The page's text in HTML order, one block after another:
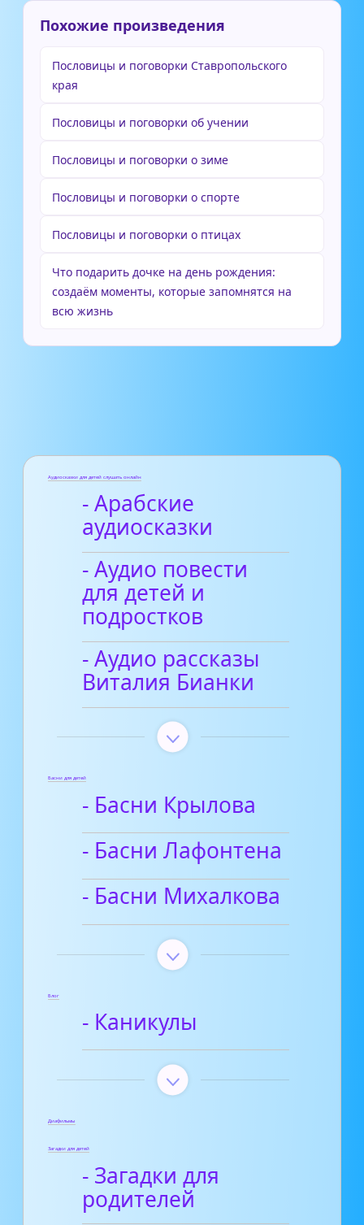
Похожие произведения
Пословицы и поговорки Ставропольского
края
Пословицы и поговорки об учении
Пословицы и поговорки о зиме
Пословицы и поговорки о спорте
Пословицы и поговорки о птицах
Что подарить дочке на день рождения:
создаём моменты, которые запомнятся на
всю жизнь
Аудиосказки для детей слушать онлайн
- Арабские
аудиосказки
- Аудио повести
для детей и
подростков
- Аудио рассказы
Виталия Бианки
Басни для детей
- Басни Крылова
- Басни Лафонтена
- Басни Михалкова
Блог
- Каникулы
Диафильмы
Загадки для детей
- Загадки для
родителей